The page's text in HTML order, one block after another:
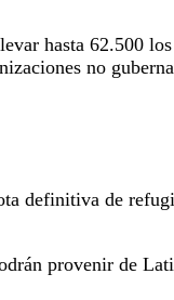
hasta 62.500
no
definitiva de
provenir de